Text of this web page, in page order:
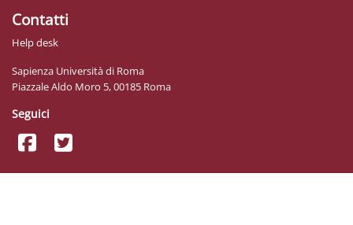
Contatti
Help desk
Sapienza Università di Roma
Piazzale Aldo Moro 5, 00185 Roma
Seguici